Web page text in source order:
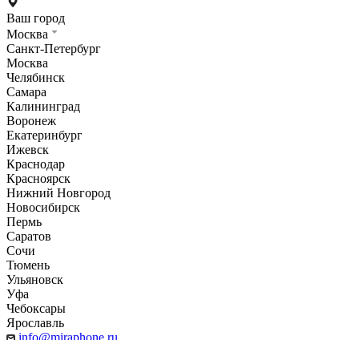
Ваш город
Москва
Санкт-Петербург
Москва
Челябинск
Самара
Калининград
Воронеж
Екатеринбург
Ижевск
Краснодар
Красноярск
Нижний Новгород
Новосибирск
Пермь
Саратов
Сочи
Тюмень
Ульяновск
Уфа
Чебоксары
Ярославль
info@miraphone.ru